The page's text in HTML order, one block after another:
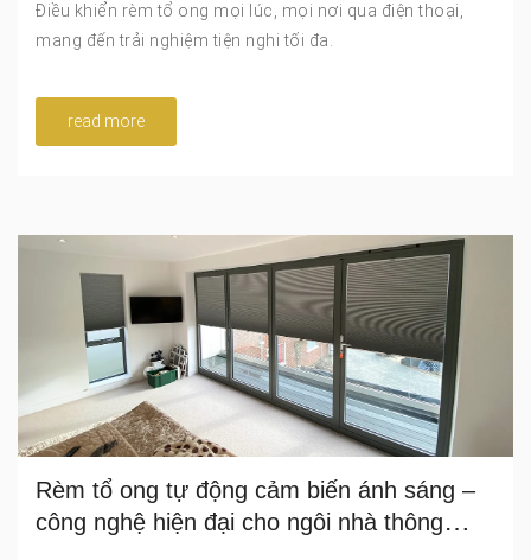
Điều khiển rèm tổ ong mọi lúc, mọi nơi qua điện thoại,
mang đến trải nghiệm tiện nghi tối đa.
read more
Rèm tổ ong tự động cảm biến ánh sáng –
công nghệ hiện đại cho ngôi nhà thông